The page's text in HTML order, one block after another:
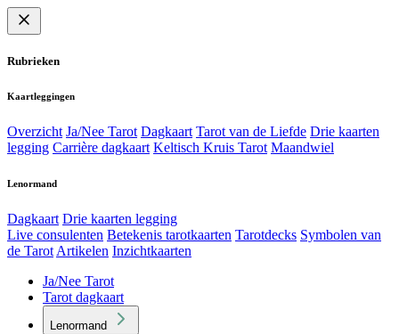
Rubrieken
Kaartleggingen
Overzicht Ja/Nee Tarot Dagkaart Tarot van de Liefde Drie kaarten
legging Carrière dagkaart Keltisch Kruis Tarot Maandwiel
Lenormand
Dagkaart Drie kaarten legging
Live consulenten Betekenis tarotkaarten Tarotdecks Symbolen van
de Tarot Artikelen Inzichtkaarten
Ja/Nee Tarot
Tarot dagkaart
Lenormand